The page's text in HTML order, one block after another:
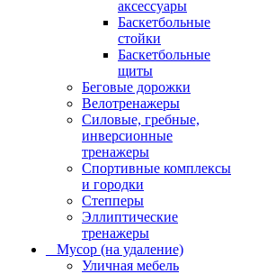
аксессуары
Баскетбольные
стойки
Баскетбольные
щиты
Беговые дорожки
Велотренажеры
Силовые, гребные,
инверсионные
тренажеры
Спортивные комплексы
и городки
Степперы
Эллиптические
тренажеры
_ Мусор (на удаление)
Уличная мебель